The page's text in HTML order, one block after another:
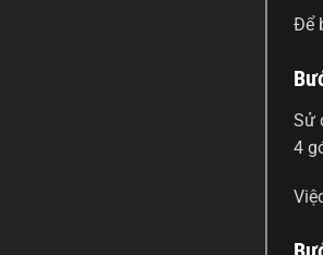
Để
Sử
4